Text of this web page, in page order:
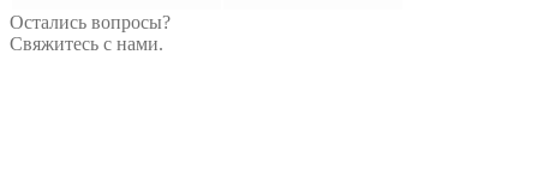
Остались вопросы?
Свяжитесь с нами.